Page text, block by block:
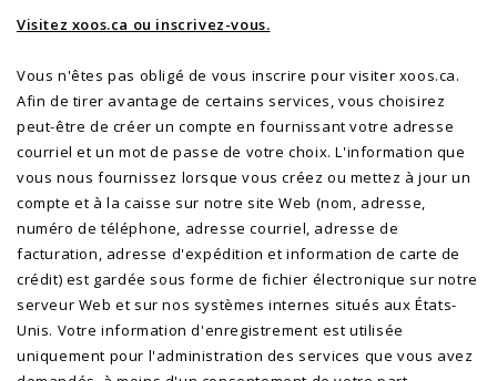
Visitez xoos.ca ou inscrivez-vous.
Vous n'êtes pas obligé de vous inscrire pour visiter xoos.ca.
Afin de tirer avantage de certains services, vous choisirez
peut-être de créer un compte en fournissant votre adresse
courriel et un mot de passe de votre choix. L'information que
vous nous fournissez lorsque vous créez ou mettez à jour un
compte et à la caisse sur notre site Web (nom, adresse,
numéro de téléphone, adresse courriel, adresse de
facturation, adresse d'expédition et information de carte de
crédit) est gardée sous forme de fichier électronique sur notre
serveur Web et sur nos systèmes internes situés aux États-
Unis. Votre information d'enregistrement est utilisée
uniquement pour l'administration des services que vous avez